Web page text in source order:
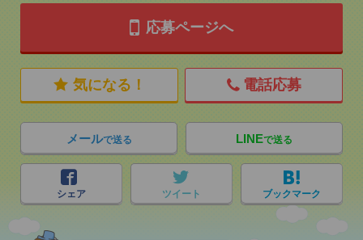
応募ページへ
気になる！ 電話応募
メールで送る LINEで送る
シェア ツイート ブックマーク